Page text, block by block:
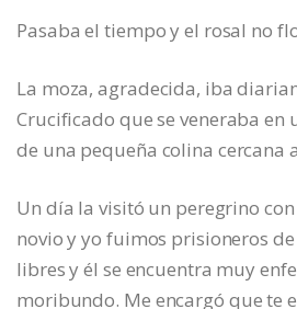
Pasaba el tiempo y el rosal no
La moza, agradecida, iba
Crucificado que se veneraba en
de una pequeña colina cercana
Un día la visitó un peregrino
novio y yo fuimos prisioneros
libres y él se encuentra muy
moribundo. Me encargó que te